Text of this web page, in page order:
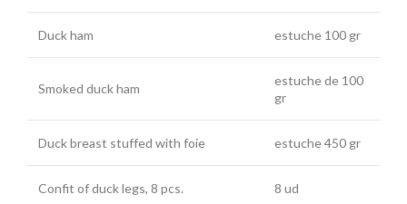
Duck ham estuche 100 gr
Smoked duck ham
estuche de 100
gr
Duck breast stuffed with foie estuche 450 gr
Confit of duck legs, 8 pcs. 8 ud